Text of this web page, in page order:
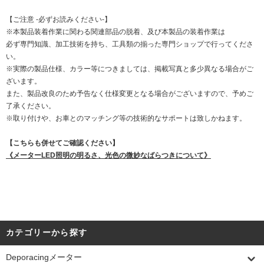
【ご注意 -必ずお読みください-】
※本製品装着作業に関わる関連部品の脱着、及び本製品の装着作業は
必ず専門知識、加工技術を持ち、工具類の揃った専門ショップで行ってくださ
い。
※実際の製品仕様、カラー等につきましては、掲載写真と多少異なる場合がご
ざいます。
また、製品改良のため予告なく仕様変更となる場合がございますので、予めご
了承ください。
※取り付けや、お車とのマッチング等の技術的なサポートは致しかねます。
【こちらも併せてご確認ください】
《メーターLED照明の明るさ、光色の微妙なばらつきについて》
カテゴリーから探す
Deporacingメーター